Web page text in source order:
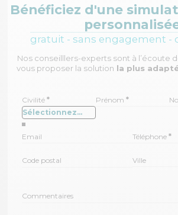
Bénéficiez d'une
gratuit - sans engagement -
Nos conseilllers-experts sont à l’écoute
vous proposer la solution la plus
Civilité * Prénom *
Email Téléphone *
Code postal Ville
Commentaires